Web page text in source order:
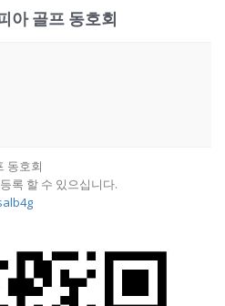
아 골프 동호회
동호회
록 할 수 있으십니다.